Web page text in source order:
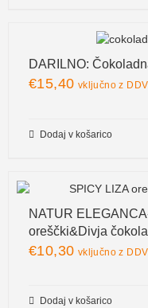
DARILNO:
€15,40 vključno z DDV
Dodaj v košarico
NATUR
oreščki&Divja
€10,30 vključno z DDV
Dodaj v košarico